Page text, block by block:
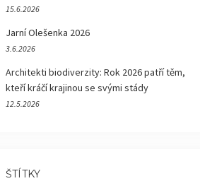
15.6.2026
Jarní Olešenka 2026
3.6.2026
Architekti biodiverzity: Rok 2026 patří těm,
kteří kráčí krajinou se svými stády
12.5.2026
ŠTÍTKY